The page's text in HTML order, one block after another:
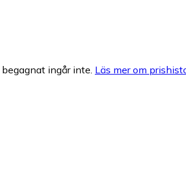
ingår inte. Läs mer om